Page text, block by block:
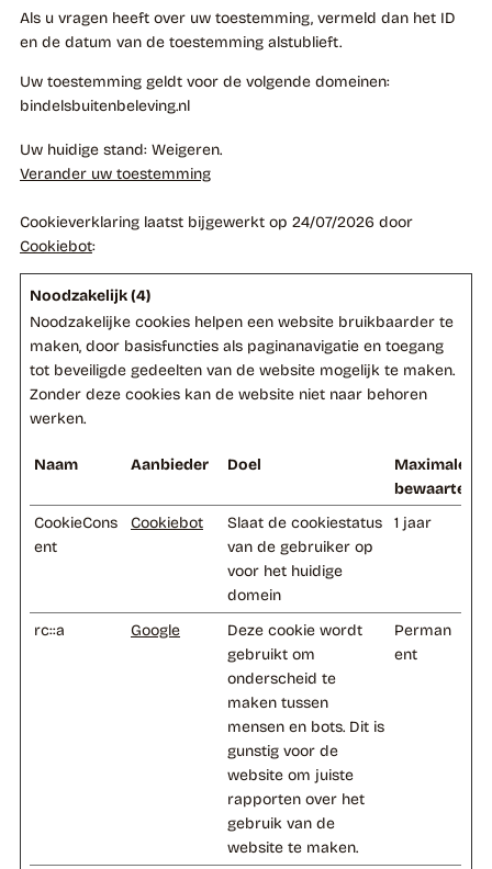
Als u vragen heeft over uw toestemming, vermeld dan het ID
en de datum van de toestemming alstublieft.
Uw toestemming geldt voor de volgende domeinen:
bindelsbuitenbeleving.nl
Uw huidige stand: Weigeren.
Verander uw toestemming
Cookieverklaring laatst bijgewerkt op 24/07/2026 door
Cookiebot:
Noodzakelijk (4)
Noodzakelijke cookies helpen een website bruikbaarder te
maken, door basisfuncties als paginanavigatie en toegang
tot beveiligde gedeelten van de website mogelijk te maken.
Zonder deze cookies kan de website niet naar behoren
werken.
Naam
Aanbieder Doel
Maximale
CookieCons
ent
Cookiebot
Slaat de cookiestatus
van de gebruiker op
voor het huidige
domein
1 jaar
rc::a Google
Deze cookie wordt
gebruikt om
onderscheid te
maken tussen
mensen en bots. Dit is
gunstig voor de
website om juiste
rapporten over het
gebruik van de
website te maken.
Perman
ent